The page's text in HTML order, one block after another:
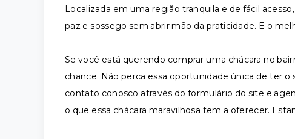
Localizada em uma região tranquila e de fácil
paz e sossego sem abrir mão da praticidade. E o
Se você está querendo comprar uma chácara no
chance. Não perca essa oportunidade única de ter
contato conosco através do formulário do site e
o que essa chácara maravilhosa tem a oferecer.